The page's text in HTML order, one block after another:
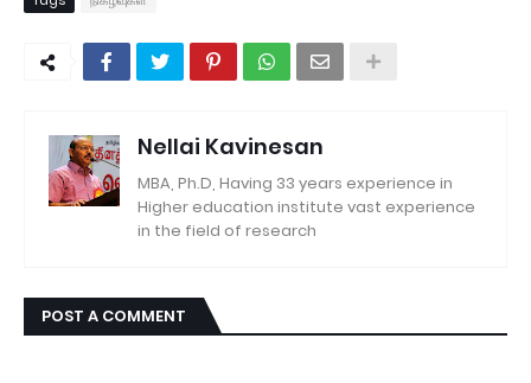
Nellai Kavinesan
MBA, Ph.D, Having 33 years experience in
Higher education institute vast experience
in the field of research
POST A COMMENT